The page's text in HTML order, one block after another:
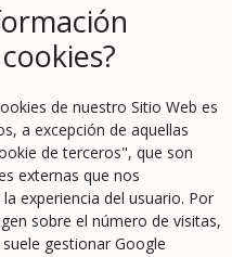
de nuestro Sitio Web es
a excepción de aquellas
de terceros", que son
externas que nos
experiencia del usuario. Por
sobre el número de visitas,
gestionar Google